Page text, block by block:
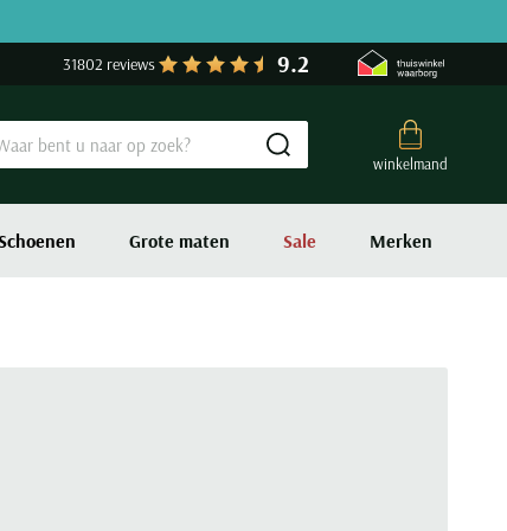
31802 reviews 9.2
winkelmand
Submit search
Grote maten Sale Merken